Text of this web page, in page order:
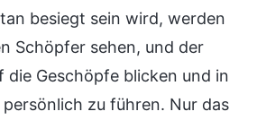
besiegt sein wird, werden
Schöpfer sehen, und der
die Geschöpfe blicken und in
persönlich zu führen. Nur das